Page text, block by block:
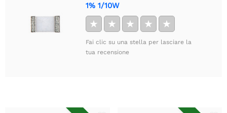
1% 1/10W
★ ★ ★ ★ ★
Fai clic su una stella per lasciare la
tua recensione